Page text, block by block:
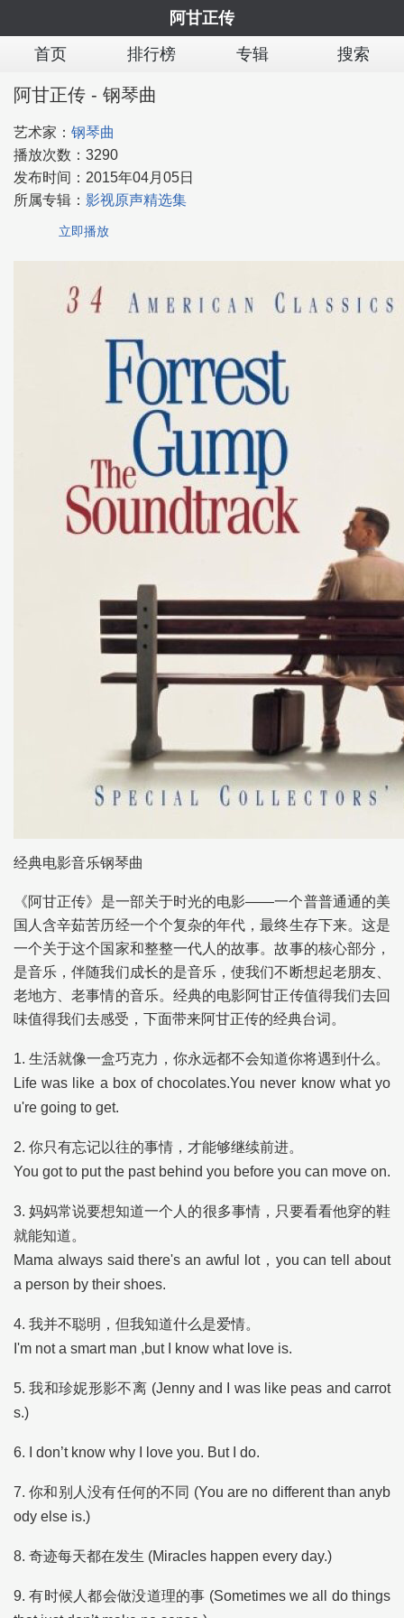
阿甘正传
首页
排行榜 专辑 搜索
阿甘正传 - 钢琴曲
艺术家： 钢琴曲
播放次数： 3290
发布时间： 2015年04月05日
所属专辑： 影视原声精选集
立即播放
经典电影音乐钢琴曲
《阿甘正传》是一部关于时光的电影——一个普普通通的美
国人含辛茹苦历经一个个复杂的年代，最终生存下来。这是
一个关于这个国家和整整一代人的故事。故事的核心部分，
是音乐，伴随我们成长的是音乐，使我们不断想起老朋友、
老地方、老事情的音乐。经典的电影阿甘正传值得我们去回
味值得我们去感受，下面带来阿甘正传的经典台词。
1. 生活就像一盒巧克力，你永远都不会知道你将遇到什么。
Life was like a box of chocolates.You never know what yo
u're going to get.
2. 你只有忘记以往的事情，才能够继续前进。
You got to put the past behind you before you can move on.
3. 妈妈常说要想知道一个人的很多事情，只要看看他穿的鞋
就能知道。
Mama always said there's an awful lot，you can tell about
a person by their shoes.
4. 我并不聪明，但我知道什么是爱情。
I'm not a smart man ,but I know what love is.
5. 我和珍妮形影不离 (Jenny and I was like peas and carrot
s.)
6. I don’t know why I love you. But I do.
7. 你和别人没有任何的不同 (You are no different than anyb
ody else is.)
8. 奇迹每天都在发生 (Miracles happen every day.)
9. 有时候人都会做没道理的事 (Sometimes we all do things